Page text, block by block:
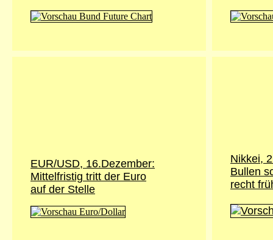
EUR/USD, 16.Dezember:
Mittelfristig tritt der Euro
auf der Stelle
Nikkei,
Bullen
recht